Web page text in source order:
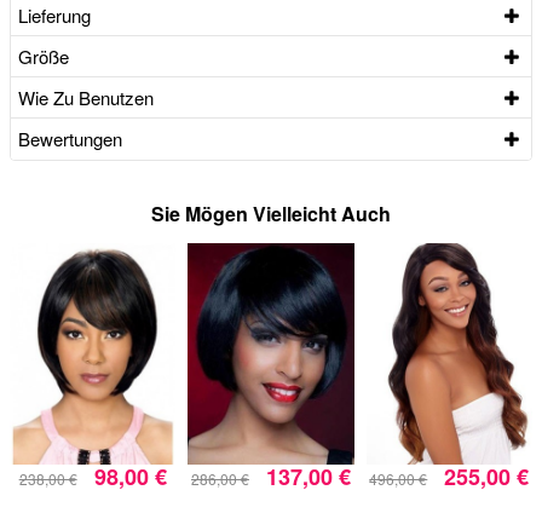
Lieferung
Größe
Wie Zu Benutzen
Bewertungen
Sie Mögen Vielleicht Auch
238,00 € 98,00 € 286,00 € 137,00 € 496,00 € 255,00 €